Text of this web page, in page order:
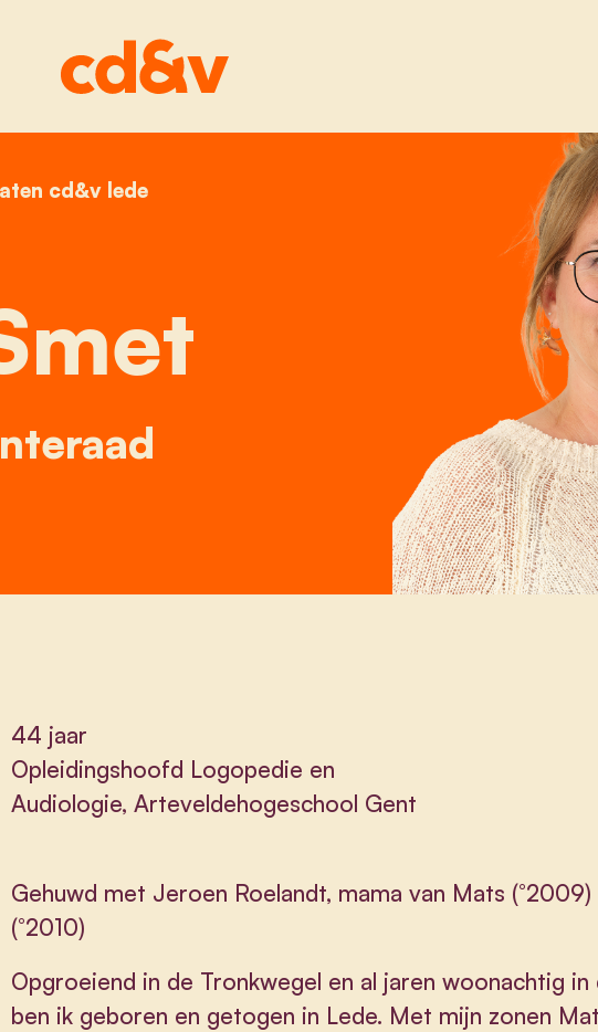
cd&v lede
smet
44 jaar
Opleidingshoofd Logopedie en
Audiologie, Arteveldehogeschool Gent
Gehuwd met Jeroen Roelandt, mama van Mats (°2009)
(°2010)
Opgroeiend in de Tronkwegel en al jaren woonachtig
ben ik geboren en getogen in Lede. Met mijn zonen